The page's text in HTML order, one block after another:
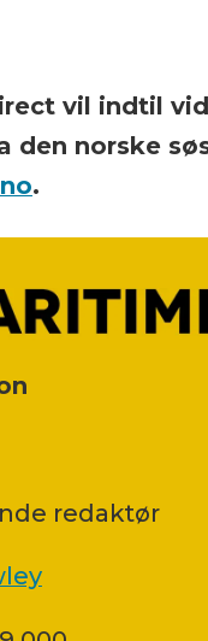
vil indtil
den norske
.
redaktør